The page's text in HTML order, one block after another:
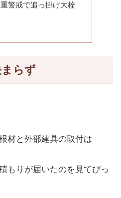
警戒で追っ掛け大栓
らず
材と外部建具の取付は
もりが届いたのを見てびっ